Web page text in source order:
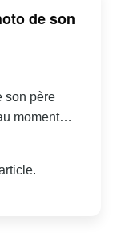
de son
son père
moment…